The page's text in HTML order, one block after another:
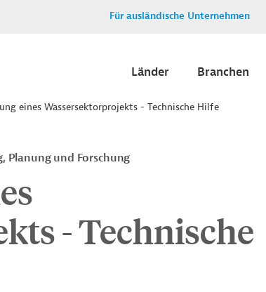
Für ausländische Unternehmen
Länder Branchen
eines Wassersektorprojekts - Technische Hilfe
Planung und Forschung
- Technische